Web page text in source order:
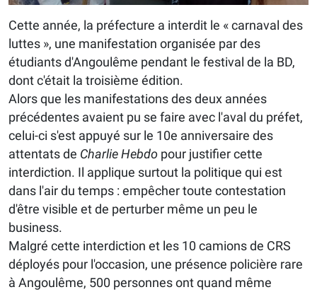
Cette année, la préfecture a interdit le « carnaval des
luttes », une manifestation organisée par des
étudiants d'Angoulême pendant le festival de la BD,
dont c'était la troisième édition.
Alors que les manifestations des deux années
précédentes avaient pu se faire avec l'aval du préfet,
celui-ci s'est appuyé sur le 10e anniversaire des
attentats de Charlie Hebdo pour justifier cette
interdiction. Il applique surtout la politique qui est
dans l'air du temps : empêcher toute contestation
d'être visible et de perturber même un peu le
business.
Malgré cette interdiction et les 10 camions de CRS
déployés pour l'occasion, une présence policière rare
à Angoulême, 500 personnes ont quand même